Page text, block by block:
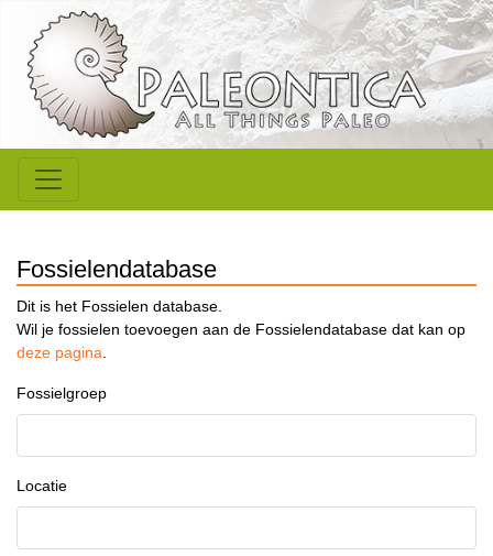
Fossielendatabase
Dit is het Fossielen database.
Wil je fossielen toevoegen aan de Fossielendatabase dat kan op
deze pagina.
Fossielgroep
Locatie